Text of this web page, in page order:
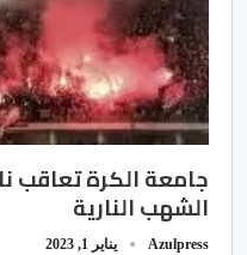
جامعة الكرة تعاقب
الشهب النارية
Azulpress يناير 1, 2023